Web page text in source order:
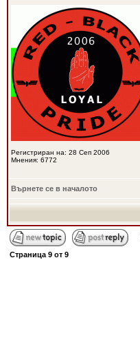
Регистриран на: 28 Сеп 2006
Мнения: 6772
Върнете се в началото
Страница 9 от 9